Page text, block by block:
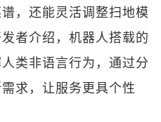
，还能灵活调整扫地模
者介绍，机器人搭载的
类非语言行为，通过分
求，让服务更具个性